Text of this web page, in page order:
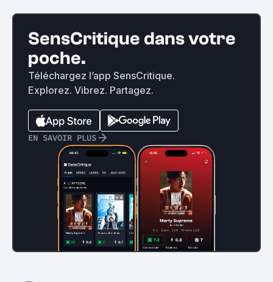
SensCritique dans votre
poche.
Téléchargez l’app SensCritique.
Explorez. Vibrez. Partagez.
EN SAVOIR PLUS